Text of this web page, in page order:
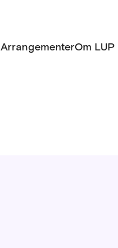
ArrangementerOm LUP